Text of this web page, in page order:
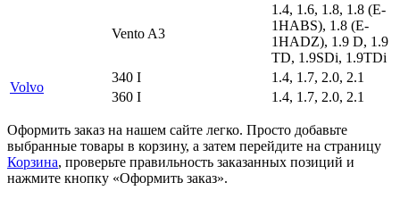
Vento A3
1.4, 1.6, 1.8, 1.8 (E-
1HABS), 1.8 (E-
1HADZ), 1.9 D, 1.9
TD, 1.9SDi, 1.9TDi
Volvo
340 I
1.4, 1.7, 2.0, 2.1
360 I
1.4, 1.7, 2.0, 2.1
Оформить заказ на нашем сайте легко. Просто добавьте
выбранные товары в корзину, а затем перейдите на страницу
Корзина, проверьте правильность заказанных позиций и
нажмите кнопку «Оформить заказ».